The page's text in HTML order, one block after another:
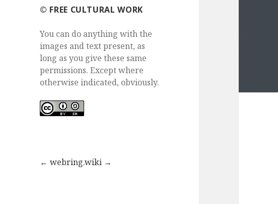
©️ FREE CULTURAL WORK
You can do anything with the
images and text present, as
long as you give these same
permissions. Except where
otherwise indicated, obviously.
← webring.wiki →